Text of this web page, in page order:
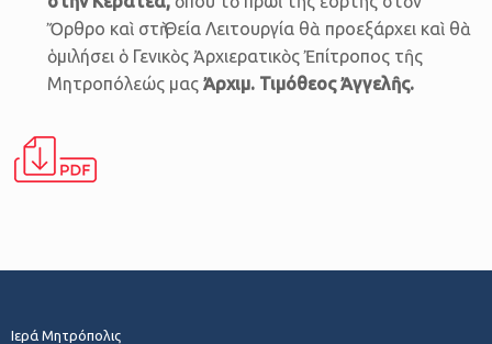
Ὄρθρο καὶ στὴ Θεία Λειτουργία θὰ προεξάρχει καὶ θὰ
ὁμιλήσει ὁ Γενικὸς Ἀρχιερατικὸς Ἐπίτροπος τῆς
Μητροπόλεώς μας Ἀρχιμ. Τιμόθεος Ἀγγελῆς.
Ιερά Μητρόπολις